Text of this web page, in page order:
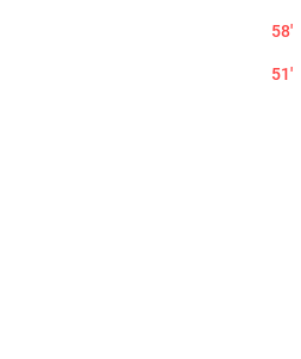
58'
51'